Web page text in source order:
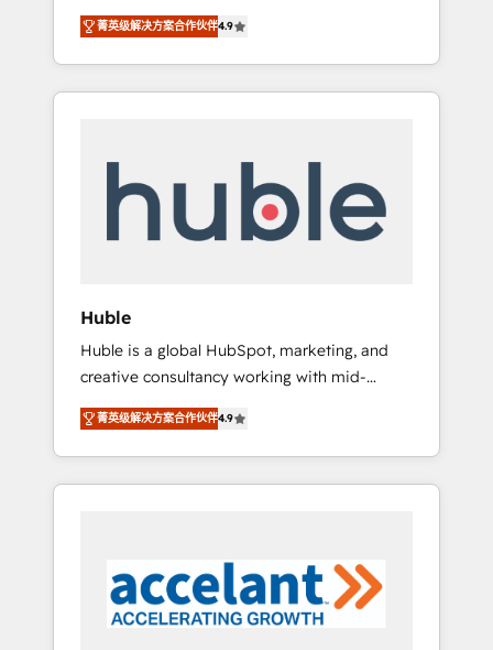
growth driven team of 100+ experts is ready
for you! Driving digital growth |
www.brightdigital.com
HubSpot since 2014 Simple pay-as-you-go
plans that accelerate value... 1️⃣ Set Up |
Onboarding New or Check-fixing existing
HubSpot portals 2️⃣ Scale Up | 100% HubSpot
API Integration project... ⬅️ Click "Contact
Business" ⬅️ to access 150+ Kickstart
Paypal 💰 Sage or Netsuite 🤖 Google or
Microsoft ✍️ DocuSign or PandaDoc 🌐
Avalara or Quaderno HubSnacks holds the
rare Advanced "Custom Integrations"
Accreditation, securely sync data across... 🔄
any apps, in any direction. Stuck on your old
CRM..? Migrate | seamlessly off your old CRM
our in-house "HubScrub" Tool.
菁英级解决方案合作伙伴4.9
Huble
Huble is a global HubSpot, marketing, and
creative consultancy working with mid-
market and enterprise businesses. We go
beyond implementation, shaping the
strategy, processes, and teams that turn
HubSpot into a genuine growth engine.
5 partners worldwide, and with over 15 years
in the ecosystem, Huble has built a track
record that speaks for itself. One company,
菁英级解决方案合作伙伴4.9